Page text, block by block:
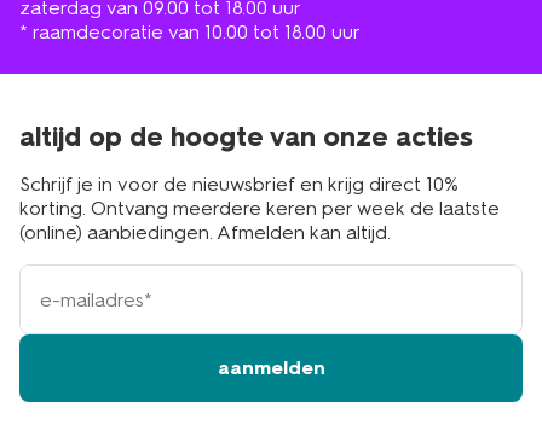
zaterdag van 09.00 tot 18.00 uur
* raamdecoratie van 10.00 tot 18.00 uur
altijd op de hoogte van onze acties
Schrijf je in voor de nieuwsbrief en krijg direct 10%
korting. Ontvang meerdere keren per week de laatste
(online) aanbiedingen. Afmelden kan altijd.
e-
mailadres
aanmelden